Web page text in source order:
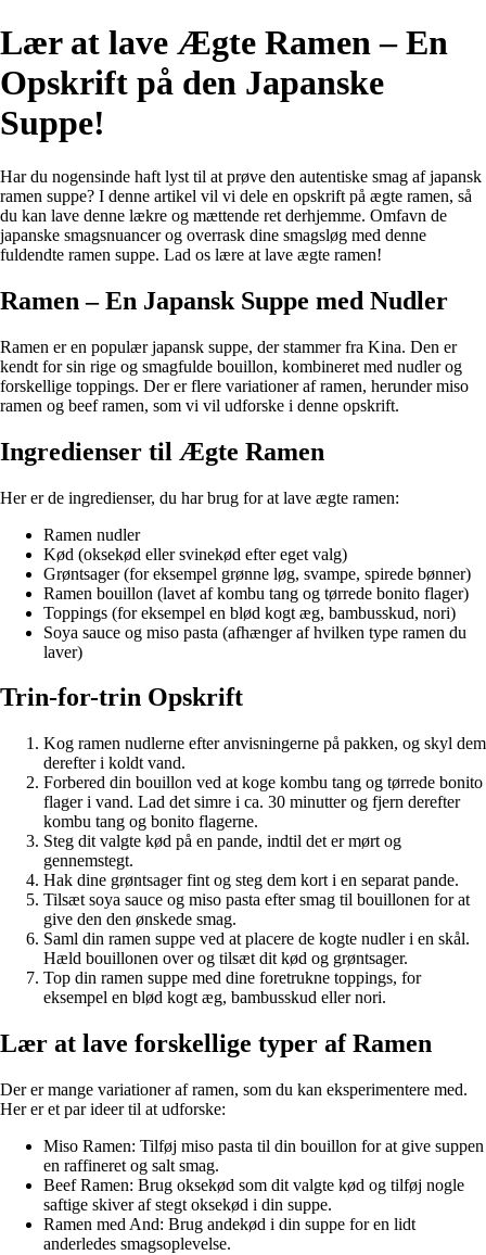
Lær at lave Ægte Ramen – En
Opskrift på den Japanske
Suppe!
Har du nogensinde haft lyst til at prøve den autentiske smag af japansk
ramen suppe? I denne artikel vil vi dele en opskrift på ægte ramen, så
du kan lave denne lækre og mættende ret derhjemme. Omfavn de
japanske smagsnuancer og overrask dine smagsløg med denne
fuldendte ramen suppe. Lad os lære at lave ægte ramen!
Ramen – En Japansk Suppe med Nudler
Ramen er en populær japansk suppe, der stammer fra Kina. Den er
kendt for sin rige og smagfulde bouillon, kombineret med nudler og
forskellige toppings. Der er flere variationer af ramen, herunder miso
ramen og beef ramen, som vi vil udforske i denne opskrift.
Ingredienser til Ægte Ramen
Her er de ingredienser, du har brug for at lave ægte ramen:
Ramen nudler
Kød (oksekød eller svinekød efter eget valg)
Grøntsager (for eksempel grønne løg, svampe, spirede bønner)
Ramen bouillon (lavet af kombu tang og tørrede bonito flager)
Toppings (for eksempel en blød kogt æg, bambusskud, nori)
Soya sauce og miso pasta (afhænger af hvilken type ramen du
laver)
Trin-for-trin Opskrift
Kog ramen nudlerne efter anvisningerne på pakken, og skyl dem
derefter i koldt vand.
Forbered din bouillon ved at koge kombu tang og tørrede bonito
flager i vand. Lad det simre i ca. 30 minutter og fjern derefter
kombu tang og bonito flagerne.
Steg dit valgte kød på en pande, indtil det er mørt og
gennemstegt.
Hak dine grøntsager fint og steg dem kort i en separat pande.
Tilsæt soya sauce og miso pasta efter smag til bouillonen for at
give den den ønskede smag.
Saml din ramen suppe ved at placere de kogte nudler i en skål.
Hæld bouillonen over og tilsæt dit kød og grøntsager.
Top din ramen suppe med dine foretrukne toppings, for
eksempel en blød kogt æg, bambusskud eller nori.
Lær at lave forskellige typer af Ramen
Der er mange variationer af ramen, som du kan eksperimentere med.
Her er et par ideer til at udforske:
Miso Ramen: Tilføj miso pasta til din bouillon for at give suppen
en raffineret og salt smag.
Beef Ramen: Brug oksekød som dit valgte kød og tilføj nogle
saftige skiver af stegt oksekød i din suppe.
Ramen med And: Brug andekød i din suppe for en lidt
anderledes smagsoplevelse.